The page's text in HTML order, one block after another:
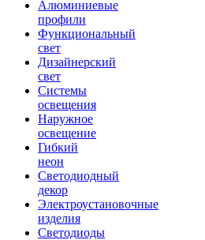
Алюминиевые
профили
Функциональный
свет
Дизайнерский
свет
Системы
освещения
Наружное
освещение
Гибкий
неон
Светодиодный
декор
Электроустановочные
изделия
Светодиоды